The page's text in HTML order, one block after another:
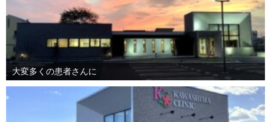
大変多くの患者さんに